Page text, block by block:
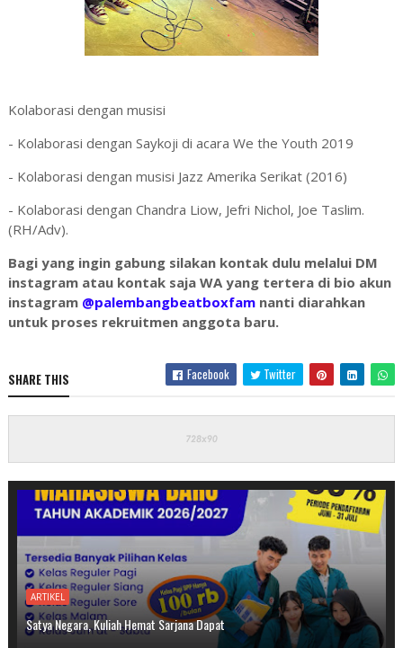
Kolaborasi dengan musisi
- Kolaborasi dengan Saykoji di acara We the Youth 2019
- Kolaborasi dengan musisi Jazz Amerika Serikat (2016)
- Kolaborasi dengan Chandra Liow, Jefri Nichol, Joe Taslim.
(RH/Adv).
Bagi yang ingin gabung silakan kontak dulu melalui DM
instagram atau kontak saja WA yang tertera di bio akun
instagram @palembangbeatboxfamnanti diarahkan
untuk proses rekruitmen anggota baru.
SHARE THIS Facebook Twitter
ARTIKEL
Satya Negara, Kuliah Hemat Sarjana Dapat